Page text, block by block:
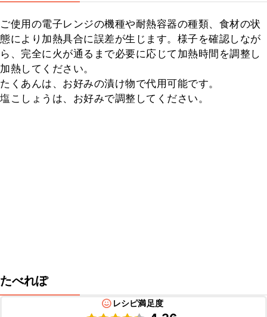
ご使用の電子レンジの機種や耐熱容器の種類、食材の状
態により加熱具合に誤差が生じます。様子を確認しなが
ら、完全に火が通るまで必要に応じて加熱時間を調整し
加熱してください。
たくあんは、お好みの漬け物で代用可能です。
塩こしょうは、お好みで調整してください。
たべれぽ
レシピ満足度